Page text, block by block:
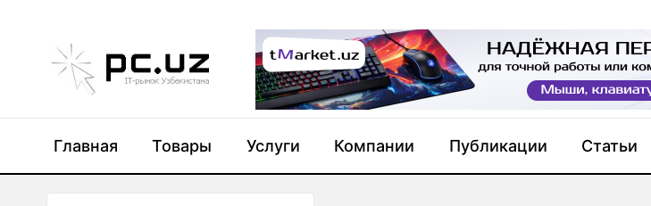
Главная Товары Услуги Компании Публикации Статьи